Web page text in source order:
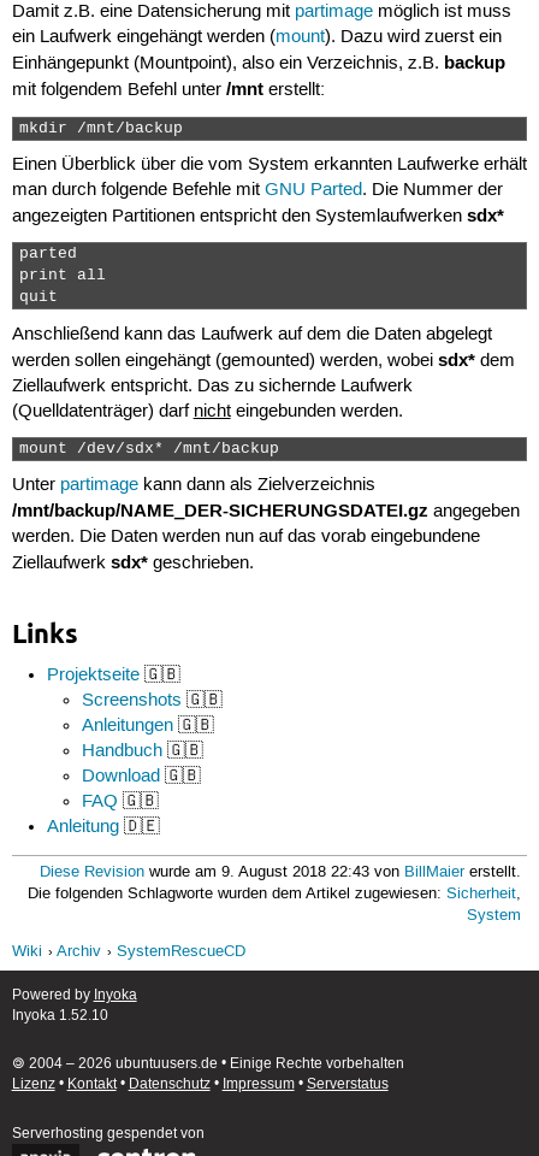
Damit z.B. eine Datensicherung mit partimagemöglich ist muss
ein Laufwerk eingehängt werden (mount). Dazu wird zuerst ein
Einhängepunkt (Mountpoint), also ein Verzeichnis, z.B. backup
mit folgendem Befehl unter /mnterstellt:
mkdir /mnt/backup
Einen Überblick über die vom System erkannten Laufwerke erhält
man durch folgende Befehle mit GNU Parted. Die Nummer der
angezeigten Partitionen entspricht den Systemlaufwerken sdx*
parted
print all
quit
Anschließend kann das Laufwerk auf dem die Daten abgelegt
werden sollen eingehängt (gemounted) werden, wobei sdx*dem
Ziellaufwerk entspricht. Das zu sichernde Laufwerk
(Quelldatenträger) darf nichteingebunden werden.
mount /dev/sdx* /mnt/backup
Unter partimagekann dann als Zielverzeichnis
/mnt/backup/NAME_DER-SICHERUNGSDATEI.gz angegeben
werden. Die Daten werden nun auf das vorab eingebundene
Ziellaufwerk sdx*geschrieben.
Links
Projektseite 🇬🇧
Screenshots 🇬🇧
Anleitungen 🇬🇧
Handbuch 🇬🇧
Download 🇬🇧
FAQ 🇬🇧
Anleitung 🇩🇪
Diese Revision wurde am 9. August 2018 22:43 von BillMaiererstellt.
Die folgenden Schlagworte wurden dem Artikel zugewiesen:Sicherheit,
System
Wiki
Archiv SystemRescueCD
Powered by Inyoka
Inyoka 1.52.10
🄯 2004 – 2026 ubuntuusers.de • Einige Rechte vorbehalten
Lizenz• Kontakt• Datenschutz• Impressum• Serverstatus
Serverhosting gespendet von